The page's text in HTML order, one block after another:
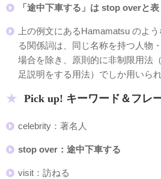
「途中下車する」は stop overと表
上の例文にあるHamamatsu のよ
る関係詞は、同じ名称を持つ人物
場合を除き、原則的に非制限用法
足説明をする用法）でしか用いられ
Pick up! キーワード＆フレ
celebrity：著名人
stop over：途中下車する
visit：訪ねる